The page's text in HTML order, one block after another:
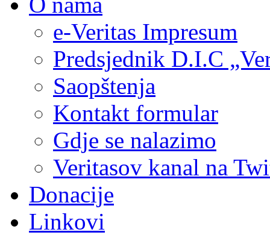
e-Veritas Impresum
Predsjednik D.I.C
Saopštenja
Kontakt formular
Gdje se nalazimo
Veritasov kanal na
Donacije
Linkovi